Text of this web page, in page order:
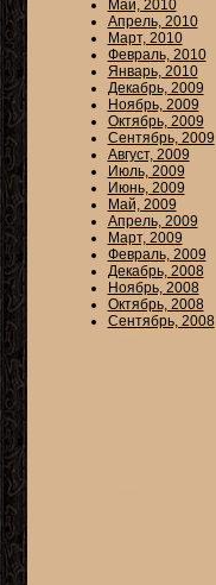
Май, 2010
Апрель, 2010
Март, 2010
Февраль, 2010
Январь, 2010
Декабрь, 2009
Ноябрь, 2009
Октябрь, 2009
Сентябрь, 2009
Август, 2009
Июль, 2009
Июнь, 2009
Май, 2009
Апрель, 2009
Март, 2009
Февраль, 2009
Декабрь, 2008
Ноябрь, 2008
Октябрь, 2008
Сентябрь, 2008